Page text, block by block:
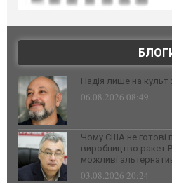
Надія лише на культ
06.08.2026 08:49
Чому США не готові
виробництво ракет
можливі
03.08.2026 20:24